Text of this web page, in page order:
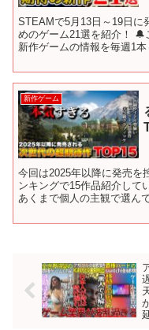
STEAMで5月13日～19日に
めのゲーム21選を紹介！ 🔔
新作ゲームの情報を毎週1
新作ゲーム
今回は2025年以降に発売を
ンキングで15作品紹介して
あくまで個人の主観で選ん